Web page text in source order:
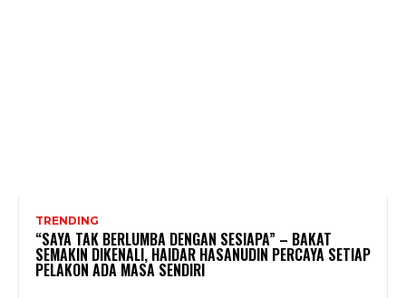
TRENDING
“SAYA TAK BERLUMBA DENGAN SESIAPA” – BAKAT
SEMAKIN DIKENALI, HAIDAR HASANUDIN PERCAYA SETIAP
PELAKON ADA MASA SENDIRI